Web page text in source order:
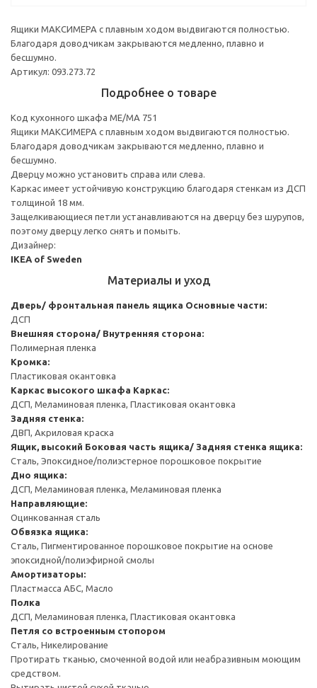
Ящики МАКСИМЕРА с плавным ходом выдвигаются полностью.
Благодаря доводчикам закрываются медленно, плавно и
бесшумно.
Артикул: 093.273.72
Подробнее о товаре
Код кухонного шкафа ME/MA 751
Ящики МАКСИМЕРА с плавным ходом выдвигаются полностью.
Благодаря доводчикам закрываются медленно, плавно и
бесшумно.
Дверцу можно установить справа или слева.
Каркас имеет устойчивую конструкцию благодаря стенкам из ДСП
толщиной 18 мм.
Защелкивающиеся петли устанавливаются на дверцу без шурупов,
поэтому дверцу легко снять и помыть.
Дизайнер:
IKEA of Sweden
Материалы и уход
Дверь/ фронтальная панель ящика Основные части:
ДСП
Внешняя сторона/ Внутренняя сторона:
Полимерная пленка
Кромка:
Пластиковая окантовка
Каркас высокого шкафа Каркас:
ДСП, Меламиновая пленка, Пластиковая окантовка
Задняя стенка:
ДВП, Акриловая краска
Ящик, высокий Боковая часть ящика/ Задняя стенка ящика:
Сталь, Эпоксидное/полиэстерное порошковое покрытие
Дно ящика:
ДСП, Меламиновая пленка, Меламиновая пленка
Направляющие:
Оцинкованная сталь
Обвязка ящика:
Сталь, Пигментированное порошковое покрытие на основе
эпоксидной/полиэфирной смолы
Амортизаторы:
Пластмасса АБС, Масло
Полка
ДСП, Меламиновая пленка, Пластиковая окантовка
Петля со встроенным стопором
Сталь, Никелирование
Протирать тканью, смоченной водой или неабразивным моющим
средством.